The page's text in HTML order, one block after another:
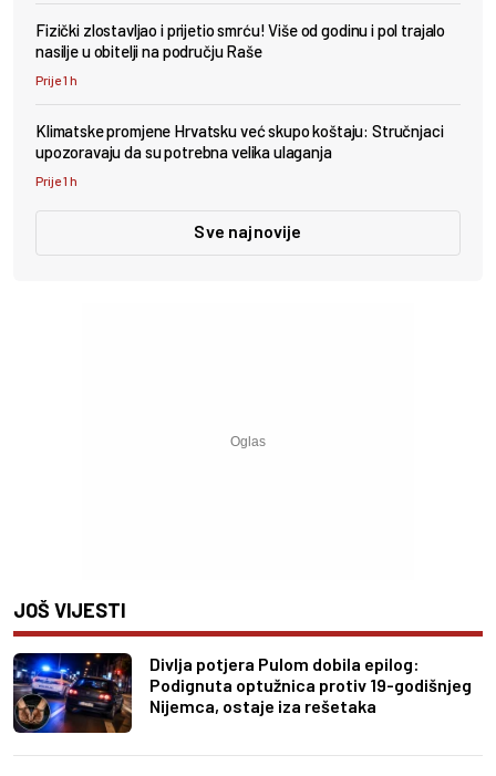
Fizički zlostavljao i prijetio smrću! Više od godinu i pol trajalo
nasilje u obitelji na području Raše
Prije 1 h
Klimatske promjene Hrvatsku već skupo koštaju: Stručnjaci
upozoravaju da su potrebna velika ulaganja
Prije 1 h
Sve najnovije
JOŠ VIJESTI
Divlja potjera Pulom dobila epilog:
Podignuta optužnica protiv 19-godišnjeg
Nijemca, ostaje iza rešetaka